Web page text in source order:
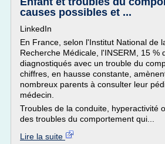
causes possibles et ...
LinkedIn
En France, selon l'Institut National de
Recherche Médicale, l'INSERM, 15 %
diagnostiqués avec un trouble du
chiffres, en hausse constante,
nombreux parents à consulter leur
médecin.
Troubles de la conduite, hyperactivité
des troubles du comportement qui...
Lire la suite